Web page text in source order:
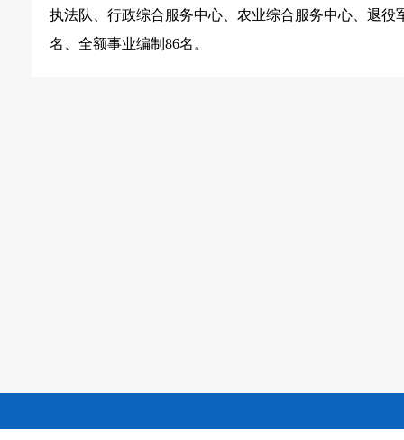
执法队、行政综合服务中心、农业综合服务中心、退役
名、全额事业编制86名。